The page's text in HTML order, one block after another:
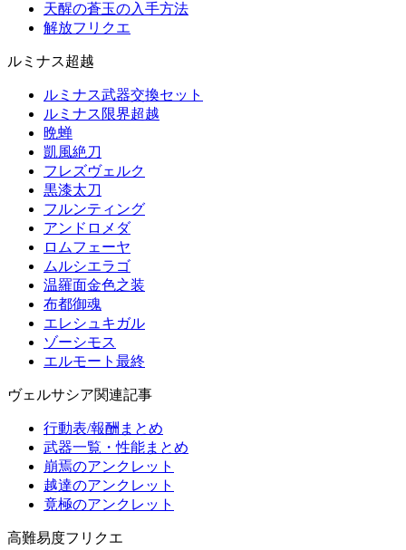
天醒の蒼玉の入手方法
解放フリクエ
ルミナス超越
ルミナス武器交換セット
ルミナス限界超越
晩蝉
凱風絶刀
フレズヴェルク
黒漆太刀
フルンティング
アンドロメダ
ロムフェーヤ
ムルシエラゴ
温羅面金色之装
布都御魂
エレシュキガル
ゾーシモス
エルモート最終
ヴェルサシア関連記事
行動表/報酬まとめ
武器一覧・性能まとめ
崩焉のアンクレット
越達のアンクレット
竟極のアンクレット
高難易度フリクエ